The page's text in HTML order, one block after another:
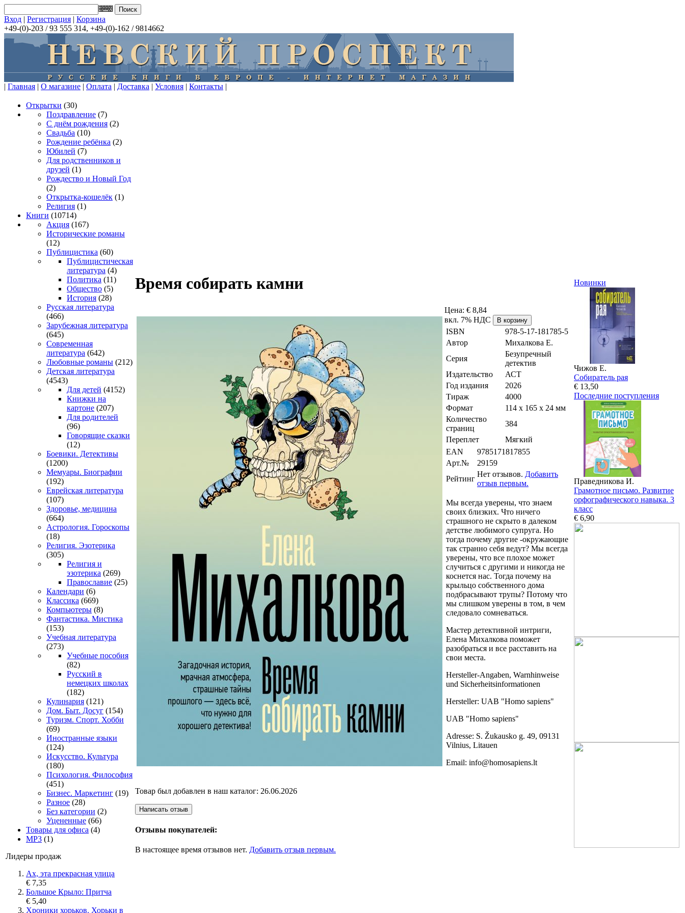
Вход | Регистрация | Корзина
+49-(0)-203 / 93 555 314, +49-(0)-162 / 9814662
| Главная | О магазине | Оплата | Доставка | Условия | Контакты |
Открытки (30)
Поздравление (7)
С днём рождения (2)
Свадьба (10)
Рождение ребёнка (2)
Юбилей (7)
Для родственников и
друзей (1)
Рождество и Новый Год
(2)
Открытка-кошелёк (1)
Религия (1)
Книги (10714)
Акция (167)
Исторические романы
(12)
Публицистика (60)
Публицистическая
литература (4)
Политика (11)
Общество (5)
История (28)
Русская литература
(466)
Зарубежная литература
(645)
Современная
литература (642)
Любовные романы (212)
Детская литература
(4543)
Для детей (4152)
Книжки на
картоне (207)
Для родителей
(96)
Говорящие сказки
(12)
Боевики. Детективы
(1200)
Мемуары. Биографии
(192)
Еврейская литература
(107)
Здоровье, медицина
(664)
Астрология. Гороскопы
(18)
Религия. Эзотерика
(305)
Религия и
эзотерика (269)
Православие (25)
Календари (6)
Классика (669)
Компьютеры (8)
Фантастика. Мистика
(153)
Учебная литература
(273)
Учебные пособия
(82)
Русский в
немецких школах
(182)
Кулинария (121)
Дом. Быт. Досуг (154)
Туризм. Спорт. Хобби
(69)
Иностранные языки
(124)
Искусство. Культура
(180)
Психология. Философия
(451)
Бизнес. Маркетинг (19)
Разное (28)
Без категории (2)
Уцененные (66)
Товары для офиса (4)
MP3 (1)
Лидеры продаж
Ах, эта прекрасная улица
€ 7,35
Большое Крыло: Притча
€ 5,40
Хроники хорьков. Хорьки в
Время собирать камни
Цена: € 8,84
вкл. 7% НДС
ISBN
978-5-17-181785-5
Автор
Михалкова Е.
Серия
Безупречный
детектив
Издательство
АСТ
Год издания
2026
Тираж
4000
Формат
114 х 165 x 24 мм
Количество
страниц
384
Переплет
Мягкий
EAN
9785171817855
Арт.№
29159
Рейтинг
Нет отзывов. Добавить
отзыв первым.
Мы всегда уверены, что знаем
своих близких. Что ничего
страшного не скрыто в далеком
детстве любимого супруга. Но
тогда почему другие -окружающие
так странно себя ведут? Мы всегда
уверены, что все плохое может
случиться с другими и никогда не
коснется нас. Тогда почему на
крыльцо собственного дома
подбрасывают трупы? Потому что
мы слишком уверены в том, в чем
следовало сомневаться.
Мастер детективной интриги,
Елена Михалкова поможет
разобраться и все расставить на
свои места.
Hersteller-Angaben, Warnhinweise
und Sicherheitsinformationen
Hersteller: UAB "Homo sapiens"
UAB "Homo sapiens"
Adresse: S. Žukausko g. 49, 09131
Vilnius, Litauen
Email: info@homosapiens.lt
Товар был добавлен в наш каталог: 26.06.2026
Отзывы покупателей:
В настоящее время отзывов нет. Добавить отзыв первым.
Новинки
Чижов Е.
Собиратель рая
€ 13,50
Последние поступления
Праведникова И.
Грамотное письмо. Развитие
орфографического навыка. 3
класс
€ 6,90